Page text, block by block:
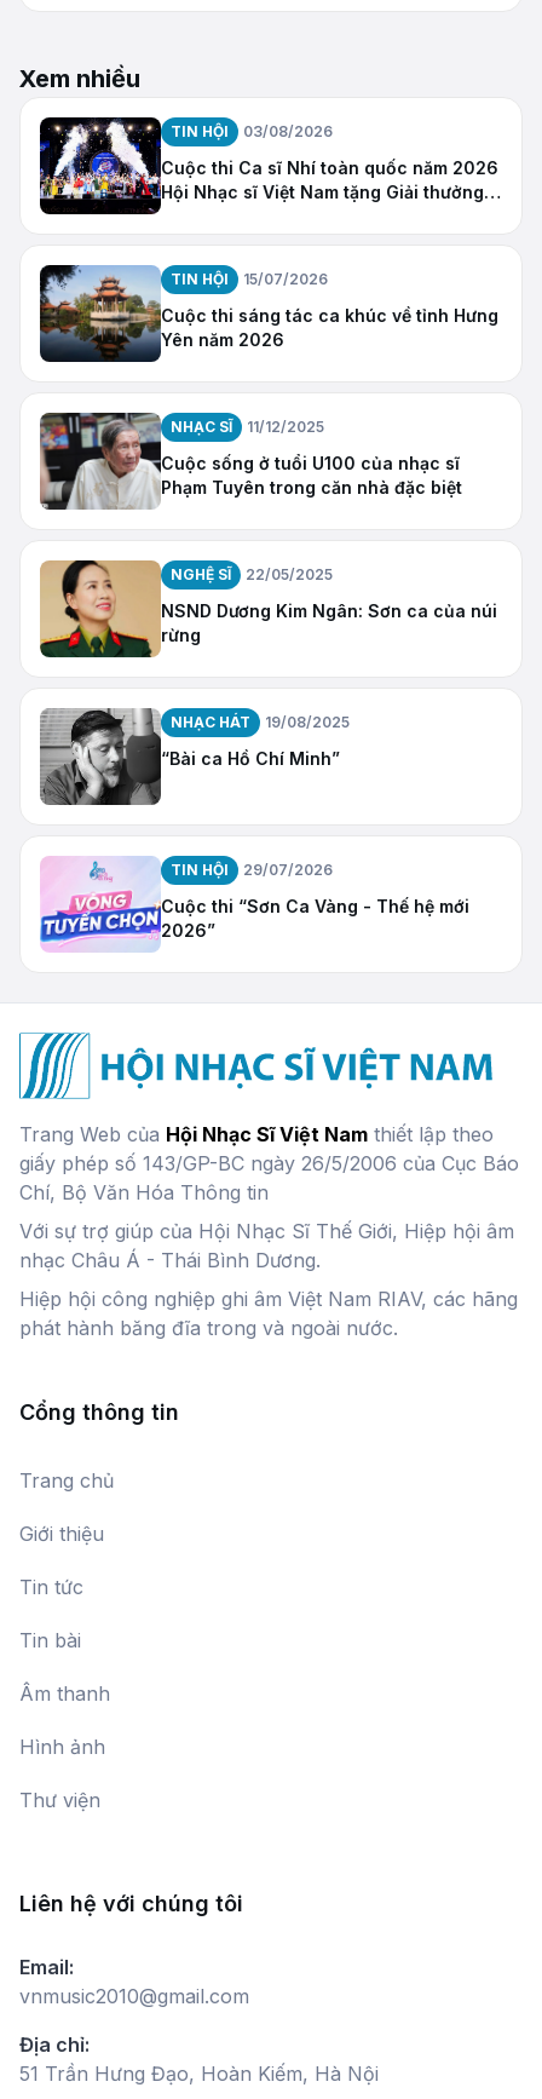
Xem nhiều
TIN HỘI 03/08/2026
Cuộc thi Ca sĩ Nhí toàn quốc năm 2026
Hội Nhạc sĩ Việt Nam tặng Giải thưởng
TIN HỘI 15/07/2026
Cuộc thi sáng tác ca khúc về tỉnh Hưng
Yên năm 2026
NHẠC SĨ 11/12/2025
Cuộc sống ở tuổi U100 của nhạc sĩ
Phạm Tuyên trong căn nhà đặc biệt
NGHỆ SĨ 22/05/2025
NSND Dương Kim Ngân: Sơn ca của núi
rừng
NHẠC HÁT 19/08/2025
“Bài ca Hồ Chí Minh”
TIN HỘI 29/07/2026
Cuộc thi “Sơn Ca Vàng - Thế hệ mới
2026”
Trang Web của Hội Nhạc Sĩ Việt Nam thiết lập theo
giấy phép số 143/GP-BC ngày 26/5/2006 của Cục Báo
Chí, Bộ Văn Hóa Thông tin
Với sự trợ giúp của Hội Nhạc Sĩ Thế Giới, Hiệp hội âm
nhạc Châu Á - Thái Bình Dương.
Hiệp hội công nghiệp ghi âm Việt Nam RIAV, các hãng
phát hành băng đĩa trong và ngoài nước.
Cổng thông tin
Trang chủ
Giới thiệu
Tin tức
Tin bài
Âm thanh
Hình ảnh
Thư viện
Liên hệ với chúng tôi
Email:
vnmusic2010@gmail.com
Địa chỉ:
51 Trần Hưng Đạo, Hoàn Kiếm, Hà Nội